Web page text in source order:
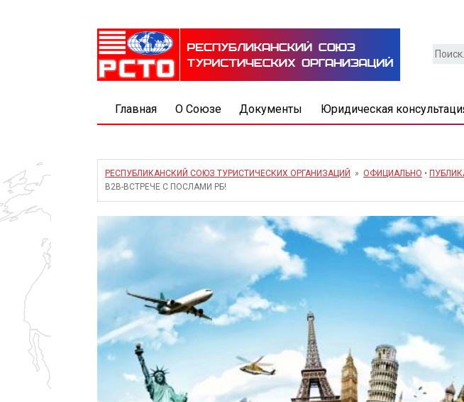
Найти:
Главная О Союзе Документы Юридическая
РЕСПУБЛИКАНСКИЙ СОЮЗ ТУРИСТИЧЕСКИХ ОРГАНИЗАЦИЙ » ОФИЦИАЛЬНО •
B2B-ВСТРЕЧЕ С ПОСЛАМИ РБ!